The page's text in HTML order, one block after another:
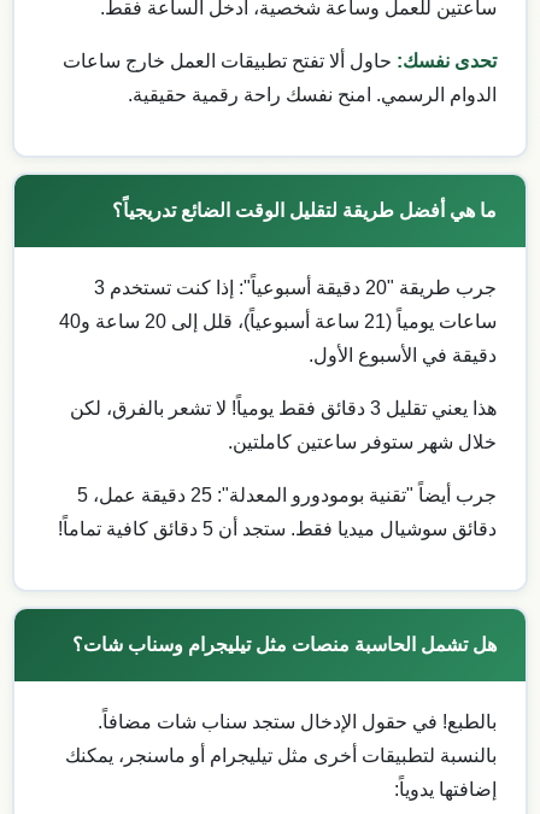
ساعتين للعمل وساعة شخصية، أدخل الساعة فقط.
تحدى نفسك: حاول ألا تفتح تطبيقات العمل خارج ساعات
الدوام الرسمي. امنح نفسك راحة رقمية حقيقية.
ما هي أفضل طريقة لتقليل الوقت الضائع تدريجياً؟
جرب طريقة "20 دقيقة أسبوعياً": إذا كنت تستخدم 3
ساعات يومياً (21 ساعة أسبوعياً)، قلل إلى 20 ساعة و40
دقيقة في الأسبوع الأول.
هذا يعني تقليل 3 دقائق فقط يومياً! لا تشعر بالفرق، لكن
خلال شهر ستوفر ساعتين كاملتين.
جرب أيضاً "تقنية بومودورو المعدلة": 25 دقيقة عمل، 5
دقائق سوشيال ميديا فقط. ستجد أن 5 دقائق كافية تماماً!
هل تشمل الحاسبة منصات مثل تيليجرام وسناب شات؟
بالطبع! في حقول الإدخال ستجد سناب شات مضافاً.
بالنسبة لتطبيقات أخرى مثل تيليجرام أو ماسنجر، يمكنك
إضافتها يدوياً: